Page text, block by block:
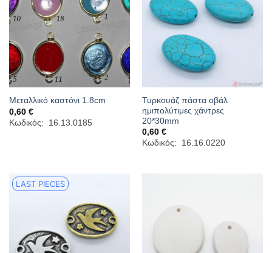
Μεταλλικό καστόνι 1.8cm
0,60 €
Κωδικός: 16.13.0185
Τυρκουάζ πάστα οβάλ
ημιπολύτιμες χάντρες
20*30mm
0,60 €
Κωδικός: 16.16.0220
LAST PIECES